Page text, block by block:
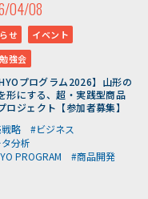
04/08
せ
イベント
強会
プログラム2026】山形の
形にする、超・実践型商品
ロジェクト【参加者募集】
略
#ビジネス
分析
PROGRAM
#商品開発